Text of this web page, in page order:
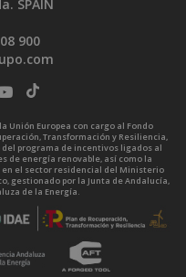
SPAIN
900
Unión Europea con cargo al Fondo
Transformación y Resiliencia,
programa de incentivos ligados al
de energía renovable, así como la
el sector residencial del Ministerio
gestionado por la Junta de Andalucía,
de la Energía.